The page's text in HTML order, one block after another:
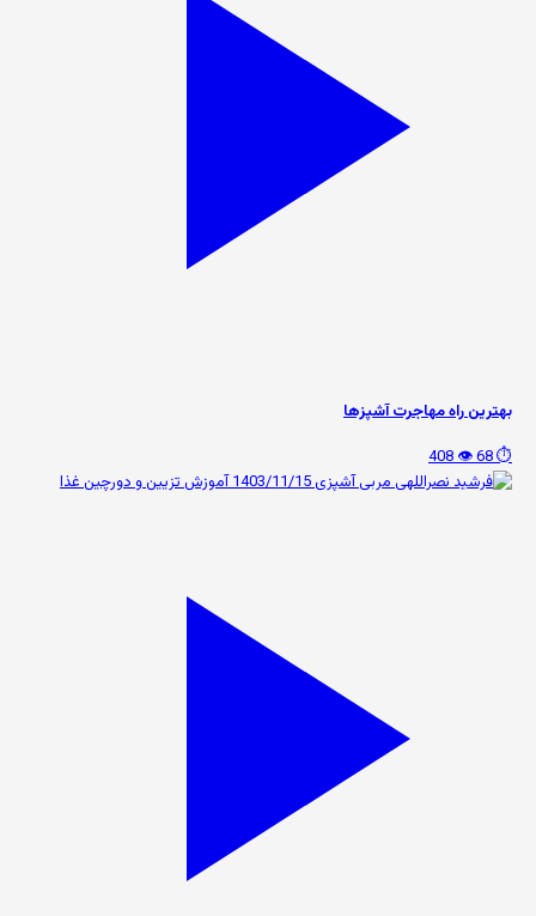
بهترین راه مهاجرت آشپزها
⏱️ 68
👁️ 408